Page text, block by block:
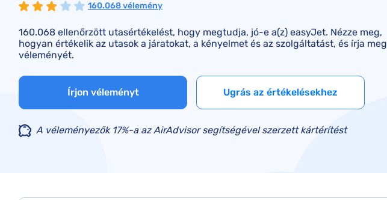
160.068 vélemény
160.068 ellenőrzött utasértékelést, hogy megtudja, jó-e a(z) easyJet. Nézze meg,
hogyan értékelik az utasok a járatokat, a kényelmet és az szolgáltatást, és írja meg
véleményét.
Írjon véleményt Ugrás az értékelésekhez
A véleményezők 17%-a az AirAdvisor segítségével szerzett kártérítést